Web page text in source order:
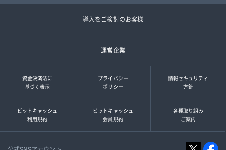
導入をご検討のお客様
運営企業
資金決済法に
基づく表示
プライバシー
ポリシー
情報セキュリティ
方針
ビットキャッシュ
利用規約
ビットキャッシュ
会員規約
各種取り組み
ご案内